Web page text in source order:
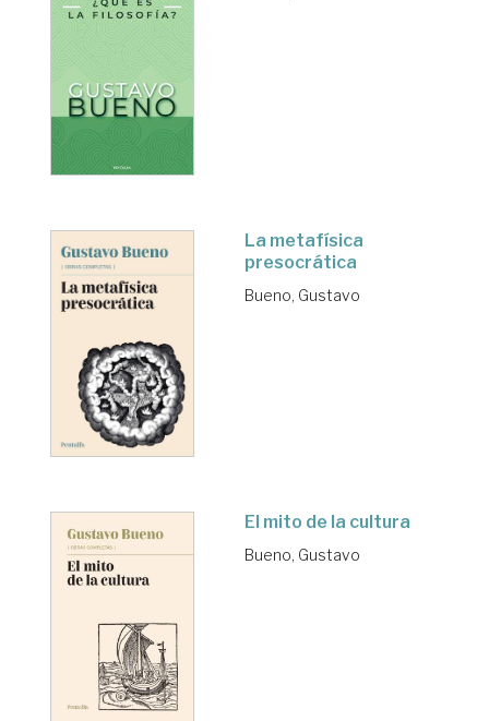
La metafísica
presocrática
Bueno, Gustavo
El mito de la cultura
Bueno, Gustavo